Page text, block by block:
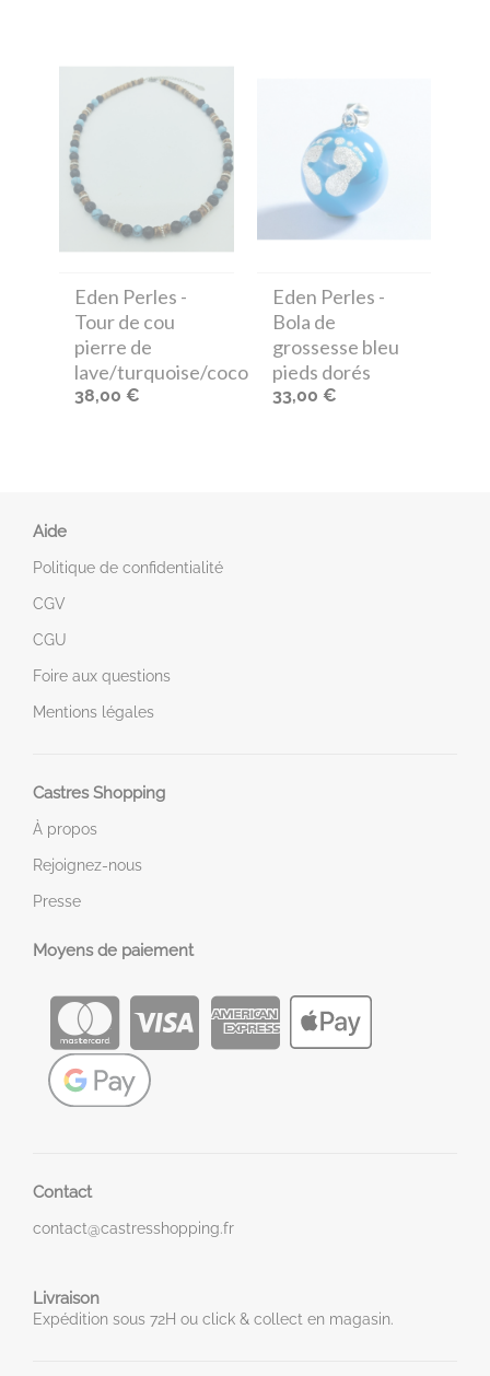
Eden Perles -
Tour de cou
pierre de
lave/turquoise/coco
38,00 €
Eden Perles -
Bola de
grossesse bleu
pieds dorés
33,00 €
Aide
Politique de confidentialité
CGV
CGU
Foire aux questions
Mentions légales
Castres Shopping
À propos
Rejoignez-nous
Presse
Moyens de paiement
Contact
contact@castresshopping.fr
Livraison
Expédition sous 72H ou click & collect en magasin.